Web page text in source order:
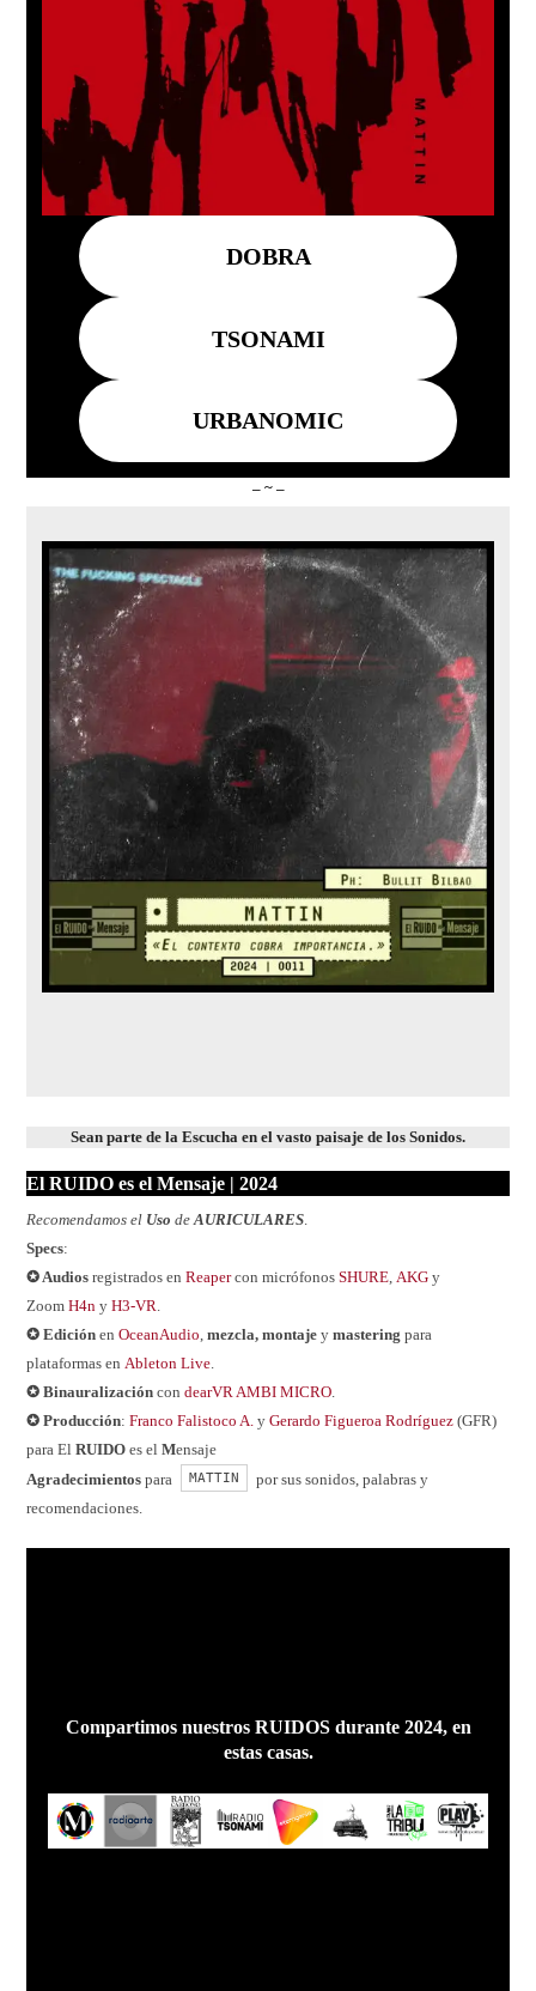
DOBRA
TSONAMI
URBANOMIC
– ~ –
Sean parte de la Escucha en el vasto paisaje de los Sonidos.
El RUIDO es el Mensaje | 2024
Recomendamos el Uso deAURICULARES
Specs:
✪ Audios registrados enReapercon micrófonosSHURE AKG y
ZoomH4n yH3-VR
✪ EdiciónenOceanAudio ,mezcla, montajey mastering para
plataformas en Ableton Live
✪ Binauralización condearVR AMBI MICRO
✪ Producción:Franco Falistoco A. yGerardo Figueroa Rodríguez (GFR)
para ElRUIDO es elMensaje
Agradecimientos para MATTIN
por sus sonidos, palabras y
recomendaciones.
Compartimos nuestros RUIDOS durante 2024, en
estas casas.